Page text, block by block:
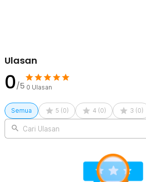
Ulasan
0/5 0 Ulasan
Semua 5 (0) 4 (0) 3 (0)
Cari Ulasan